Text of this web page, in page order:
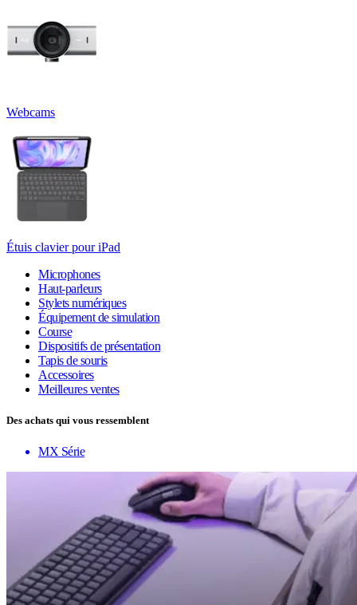
Webcams
Étuis clavier pour iPad
Microphones
Haut-parleurs
Stylets numériques
Équipement de simulation
Course
Dispositifs de présentation
Tapis de souris
Accessoires
Meilleures ventes
Des achats qui vous ressemblent
MX Série